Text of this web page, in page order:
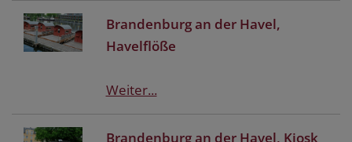
Brandenburg an der Havel,
Havelflöße
Weiter...
Brandenburg an der Havel, Kiosk